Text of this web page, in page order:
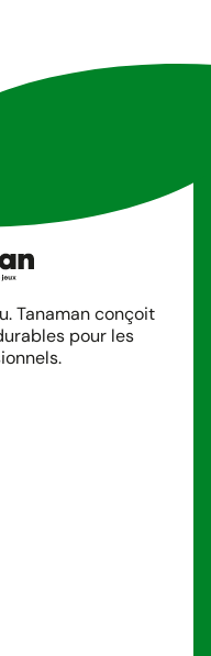
Tanaman conçoit
pour les